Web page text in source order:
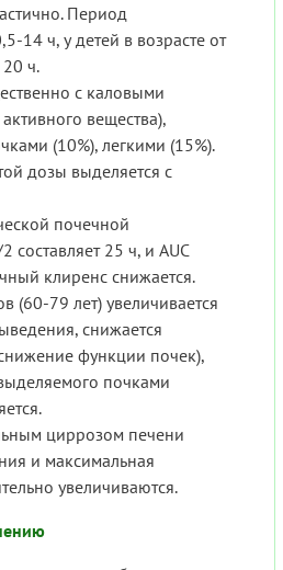
Период
14 ч, у детей в возрасте от
ч.
с каловыми
вещества),
(10%), легкими (15%).
дозы выделяется с
почечной
составляет 25 ч, и AUC
клиренс снижается.
(60-79 лет) увеличивается
снижается
функции почек),
почками
циррозом печени
и максимальная
увеличиваются.